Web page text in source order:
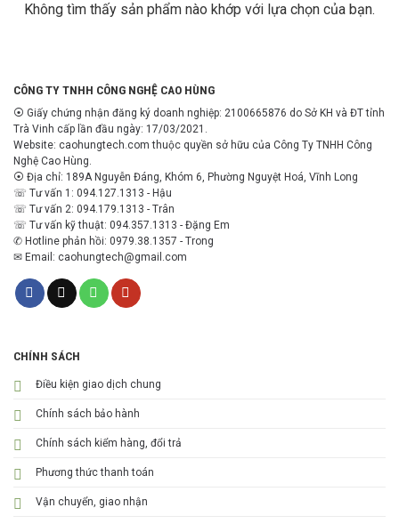
Không tìm thấy sản phẩm nào khớp với lựa chọn của bạn.
CÔNG TY TNHH CÔNG NGHỆ CAO HÙNG
⦿ Giấy chứng nhận đăng ký doanh nghiệp: 2100665876 do Sở KH và ĐT tỉnh
Trà Vinh cấp lần đầu ngày: 17/03/2021.
Website: caohungtech.com thuộc quyền sở hữu của Công Ty TNHH Công
Nghệ Cao Hùng.
⦿ Địa chỉ: 189A Nguyễn Đáng, Khóm 6, Phường Nguyệt Hoá, Vĩnh Long
☏ Tư vấn 1: 094.127.1313 - Hậu
☏ Tư vấn 2: 094.179.1313 - Trân
☏ Tư vấn kỹ thuật: 094.357.1313 - Đặng Em
✆ Hotline phản hồi: 0979.38.1357 - Trong
✉ Email: caohungtech@gmail.com
CHÍNH SÁCH
Điều kiện giao dịch chung
Chính sách bảo hành
Chính sách kiểm hàng, đổi trả
Phương thức thanh toán
Vận chuyển, giao nhận